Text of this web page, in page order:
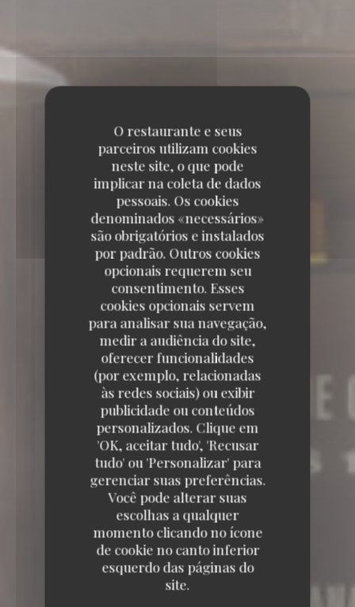
O restaurante e seus
parceiros utilizam cookies
neste site, o que pode
implicar na coleta de dados
pessoais. Os cookies
denominados «necessários»
são obrigatórios e instalados
por padrão. Outros cookies
opcionais requerem seu
consentimento. Esses
cookies opcionais servem
para analisar sua navegação,
medir a audiência do site,
oferecer funcionalidades
(por exemplo, relacionadas
às redes sociais) ou exibir
publicidade ou conteúdos
personalizados. Clique em
'OK, aceitar tudo', 'Recusar
tudo' ou 'Personalizar' para
gerenciar suas preferências.
Você pode alterar suas
escolhas a qualquer
momento clicando no ícone
de cookie no canto inferior
esquerdo das páginas do
site.
6, RUE COQUILLIÈRE 75001 PARIS